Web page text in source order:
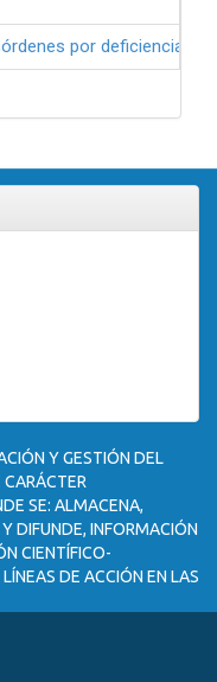
por deficiencia
Y GESTIÓN DEL
SE: ALMACENA,
DIFUNDE, INFORMACIÓN
CIENTÍFICO-
DE ACCIÓN EN LAS